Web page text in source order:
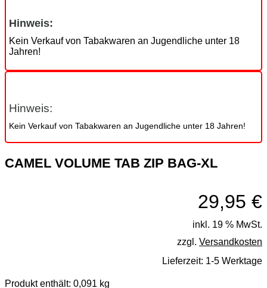
Hinweis:
Kein Verkauf von Tabakwaren an Jugendliche unter 18
Jahren!
Hinweis:
Kein Verkauf von Tabakwaren an Jugendliche unter 18 Jahren!
CAMEL VOLUME TAB ZIP BAG-XL
29,95 €
inkl. 19 % MwSt.
zzgl. Versandkosten
Lieferzeit: 1-5 Werktage
Produkt enthält: 0,091 kg